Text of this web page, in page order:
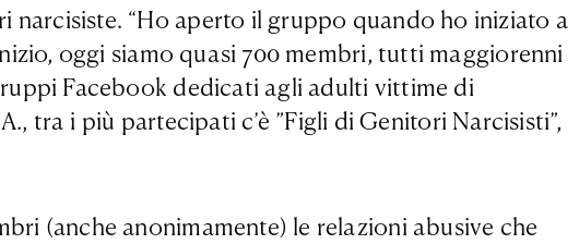
“Ho aperto il gruppo quando ho iniziato a
oggi siamo quasi 700 membri, tutti maggiorenni
Facebook dedicati agli adulti vittime di
tra i più partecipati c’è ”Figli di Genitori Narcisisti”,
(anche anonimamente) le relazioni abusive che